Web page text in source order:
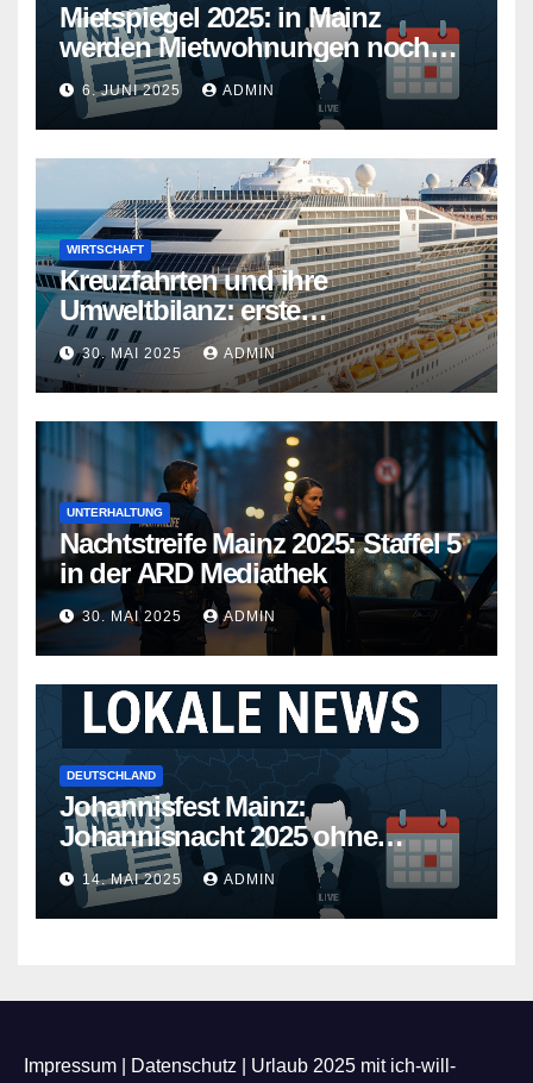
Mietspiegel 2025: in Mainz
werden Mietwohnungen noch
teurer
6. JUNI 2025 ADMIN
WIRTSCHAFT
Kreuzfahrten und ihre
Umweltbilanz: erste
Kreuzfahrtschiffe gehen neue
Wege
30. MAI 2025 ADMIN
UNTERHALTUNG
Nachtstreife Mainz 2025: Staffel 5
in der ARD Mediathek
30. MAI 2025 ADMIN
DEUTSCHLAND
Johannisfest Mainz:
Johannisnacht 2025 ohne
Feuerwerk
14. MAI 2025 ADMIN
Impressum Datenschutz Urlaub 2025 mit ich-will-